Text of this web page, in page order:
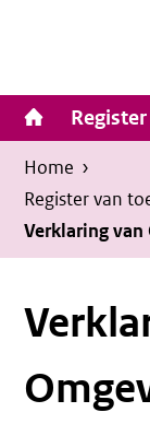
inhoud
U
bevindt
zich
hier:
Home ›
Register van
Verklaring van